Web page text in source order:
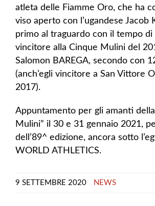
atleta delle Fiamme Oro, che ha
viso aperto con l’ugandese Jacob
primo al traguardo con il tempo di
vincitore alla Cinque Mulini del
Salomon BAREGA, secondo con
(anch’egli vincitore a San Vittore
2017).
Appuntamento per gli amanti
Mulini” il 30 e 31 gennaio 2021,
dell’89^ edizione, ancora sotto
WORLD ATHLETICS.
9 SETTEMBRE 2020 NEWS